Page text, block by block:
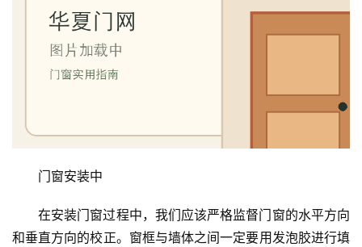
门窗安装中
在安装门窗过程中，我们应该严格监督门窗的水平方向
和垂直方向的校正。窗框与墙体之间一定要用发泡胶进行填